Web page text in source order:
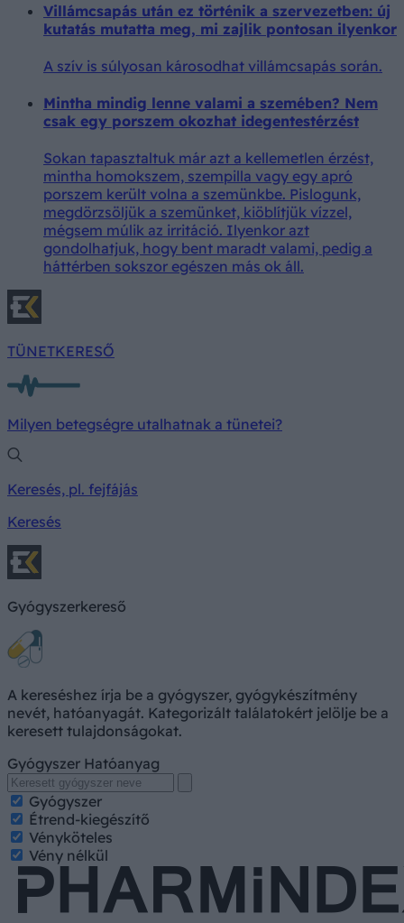
Villámcsapás után ez történik a szervezetben: új
kutatás mutatta meg, mi zajlik pontosan ilyenkor
A szív is súlyosan károsodhat villámcsapás során.
Mintha mindig lenne valami a szemében? Nem
csak egy porszem okozhat idegentestérzést
Sokan tapasztaltuk már azt a kellemetlen érzést,
mintha homokszem, szempilla vagy egy apró
porszem került volna a szemünkbe. Pislogunk,
megdörzsöljük a szemünket, kiöblítjük vízzel,
mégsem múlik az irritáció. Ilyenkor azt
gondolhatjuk, hogy bent maradt valami, pedig a
háttérben sokszor egészen más ok áll.
TÜNETKERESŐ
Milyen betegségre utalhatnak a tünetei?
Keresés, pl. fejfájás
Keresés
Gyógyszerkereső
A kereséshez írja be a gyógyszer, gyógykészítmény
nevét, hatóanyagát. Kategorizált találatokért jelölje be a
keresett tulajdonságokat.
Gyógyszer Hatóanyag
Gyógyszer
Étrend-kiegészítő
Vényköteles
Vény nélkül